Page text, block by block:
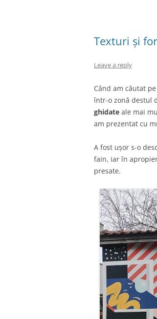
Texturi și
Leave a reply
Când am căutat
într-o zonă destul
ghidate ale mai
am prezentat cu
A fost ușor s-o
fain, iar în
presate.